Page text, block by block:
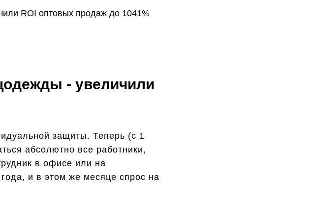
ROI оптовых продаж до 1041%
- увеличили
защиты. Теперь (с 1
абсолютно все работники,
в офисе или на
и в этом же месяце спрос на